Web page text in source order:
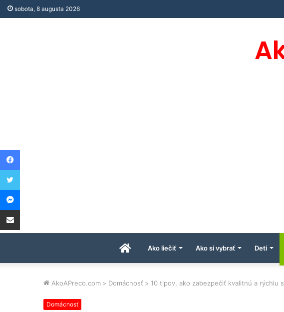
sobota, 8 augusta 2026
ÚvodnáAko liečiť Ako si vybrať Deti
AkoAPreco.com > Domácnosť > 10 tipov, ako zabezpečiť kvalitnú a rýchlu
Domácnosť
Facebook
Twitter
Messenger
Share via Email